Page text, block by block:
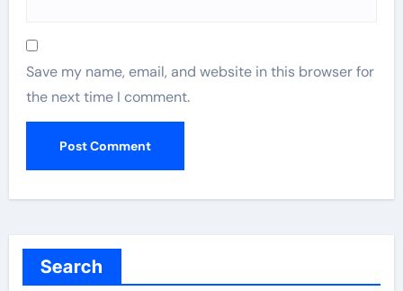
Save my name, email, and website in this browser for
the next time I comment.
Search